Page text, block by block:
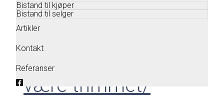
Bistand til kjøper
Bistand til selger
Artikler
Kontakt
Referanser
Har du kjøpt en bil
som viser seg å
være trimmet/